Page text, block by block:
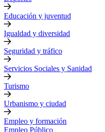
Educación y juventud
Igualdad y diversidad
Seguridad y tráfico
Servicios Sociales y Sanidad
Turismo
Urbanismo y ciudad
Empleo y formación
Empleo Público